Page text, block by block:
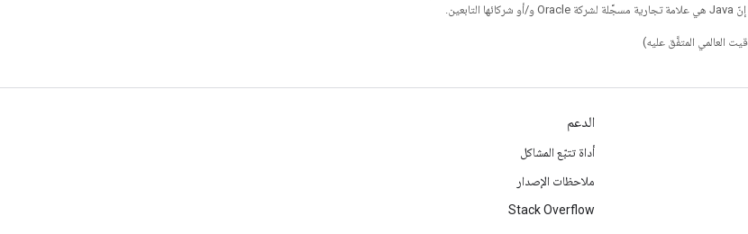
. إنّ Java هي علامة تجارية مسجَّلة لشركة Oracle و/أو شركائها التابعين.
الدعم
أداة تتبّع المشاكل
ملاحظات الإصدار
Stack Overflow